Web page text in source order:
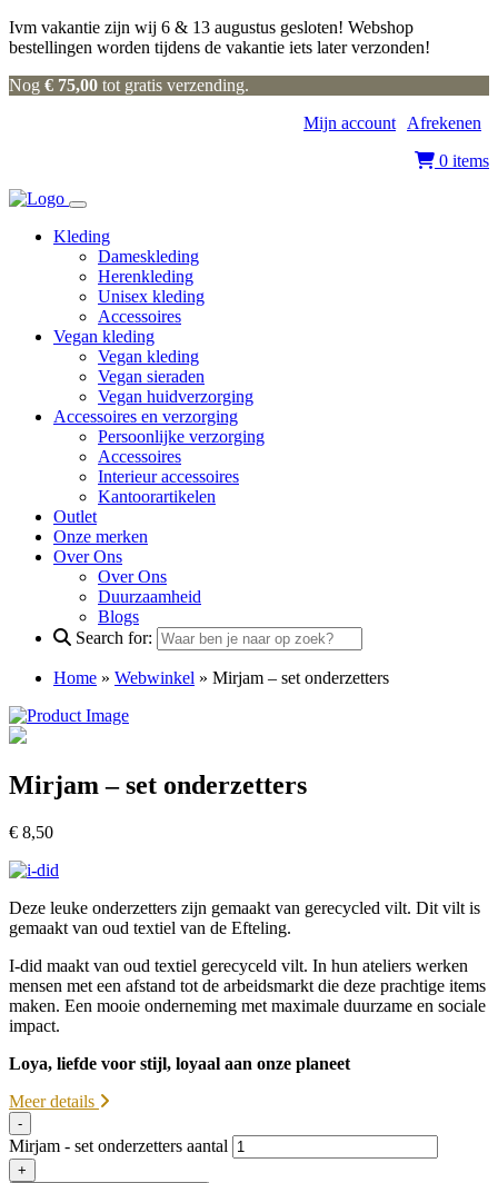
Ivm vakantie zijn wij 6 & 13 augustus gesloten! Webshop
bestellingen worden tijdens de vakantie iets later verzonden!
Nog € 75,00 tot gratis verzending.
Mijn account
Afrekenen
0 items
Kleding
Dameskleding
Herenkleding
Unisex kleding
Accessoires
Vegan kleding
Vegan kleding
Vegan sieraden
Vegan huidverzorging
Accessoires en verzorging
Persoonlijke verzorging
Accessoires
Interieur accessoires
Kantoorartikelen
Outlet
Onze merken
Over Ons
Over Ons
Duurzaamheid
Blogs
Search for:
Home » Webwinkel » Mirjam – set onderzetters
Mirjam – set onderzetters
€ 8,50
Deze leuke onderzetters zijn gemaakt van gerecycled vilt. Dit vilt is
gemaakt van oud textiel van de Efteling.
I-did maakt van oud textiel gerecyceld vilt. In hun ateliers werken
mensen met een afstand tot de arbeidsmarkt die deze prachtige items
maken. Een mooie onderneming met maximale duurzame en sociale
impact.
Loya, liefde voor stijl, loyaal aan onze planeet
Meer details
-
Mirjam - set onderzetters aantal
+